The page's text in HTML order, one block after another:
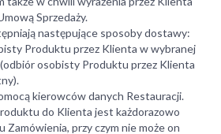
Sprzedaży.
następujące sposoby dostawy:
Produktu przez Klienta w wybranej
osobisty Produktu przez Klienta
kierowców danych Restauracji.
do Klienta jest każdorazowo
Zamówienia, przy czym nie może on